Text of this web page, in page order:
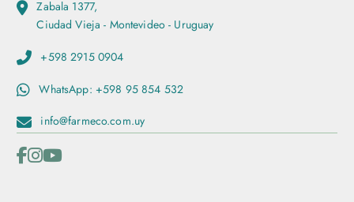
Zabala 1377,
Ciudad Vieja - Montevideo - Uruguay
+598 2915 0904
WhatsApp: +598 95 854 532
info@farmeco.com.uy